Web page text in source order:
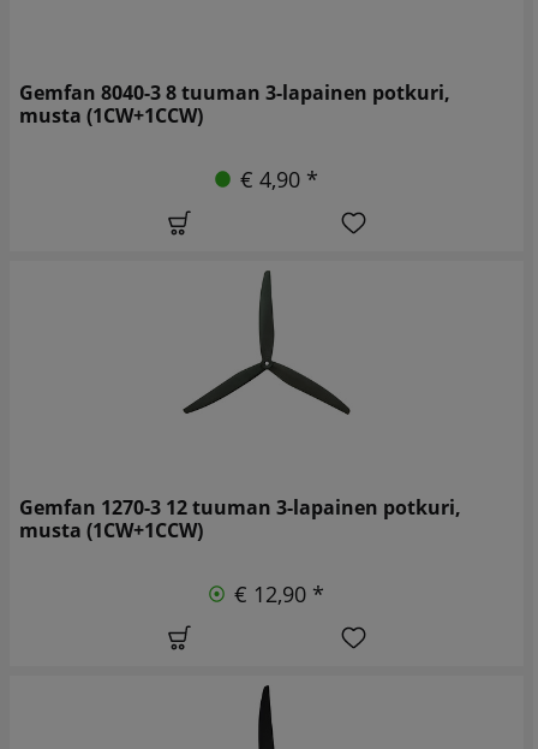
Gemfan 8040-3 8 tuuman 3-lapainen potkuri,
musta (1CW+1CCW)
€ 4,90 *
Gemfan 1270-3 12 tuuman 3-lapainen potkuri,
musta (1CW+1CCW)
€ 12,90 *